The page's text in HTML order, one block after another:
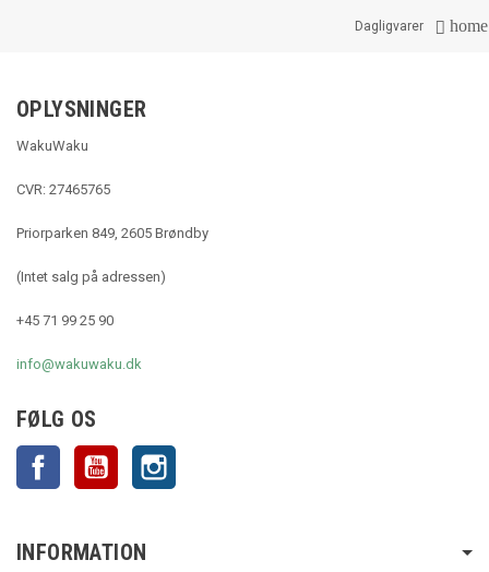
home

Dagligvarer
OPLYSNINGER
WakuWaku
CVR: 27465765
Priorparken 849, 2605 Brøndby
(Intet salg på adressen)
+45 71 99 25 90
info@wakuwaku.dk
FØLG OS
Facebook YouTube
INFORMATION